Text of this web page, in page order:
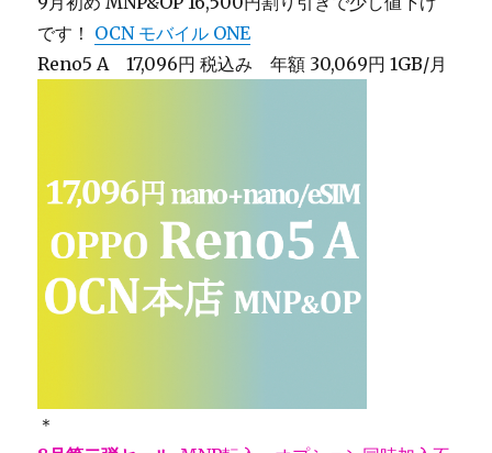
です！ OCN モバイル ONE
Reno5 A 17,096円 税込み 年額 30,069円 1GB/月
＊